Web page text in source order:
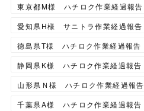
東京都M様 ハチロク作業経過報告
愛知県H様 サニトラ作業経過報告
徳島県T様 ハチロク作業経過報告
静岡県K様 ハチロク作業経過報告
山形県Ｎ様 ハチロク作業経過報告
千葉県A様 ハチロク作業経過報告